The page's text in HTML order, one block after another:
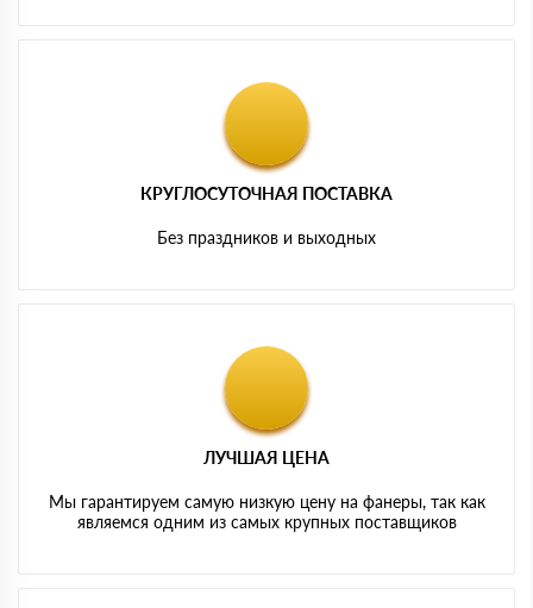
КРУГЛОСУТОЧНАЯ ПОСТАВКА
Без праздников и выходных
ЛУЧШАЯ ЦЕНА
Мы гарантируем самую низкую цену на фанеры, так как
являемся одним из самых крупных поставщиков